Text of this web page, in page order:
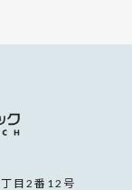
目2番12号